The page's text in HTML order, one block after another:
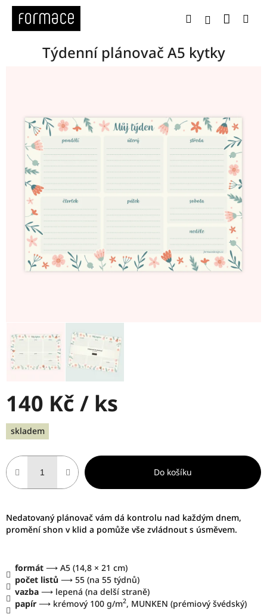
Přejít
obsah
HledatPřihlášení
Týdenní plánovač A5 kytky
140 Kč / ks
Měrná
cena:
skladem
Do košíku
Nedatovaný plánovač vám dá kontrolu nad každým dnem,
promění shon v klid a pomůže vše zvládnout s úsměvem.
formát ⟶ A5 (14,8 × 21 cm)
počet listů ⟶ 55 (na 55 týdnů)
vazba ⟶ lepená (na delší straně)
papír ⟶ krémový 100 g/m2, MUNKEN (prémiový švédský)